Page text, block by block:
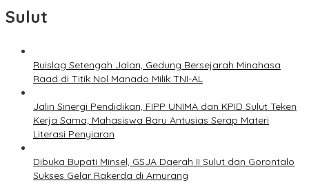
Sulut
Ruislag Setengah Jalan, Gedung Bersejarah Minahasa
Raad di Titik Nol Manado Milik TNI-AL
Jalin Sinergi Pendidikan, FIPP UNIMA dan KPID Sulut Teken
Kerja Sama; Mahasiswa Baru Antusias Serap Materi
Literasi Penyiaran
Dibuka Bupati Minsel, GSJA Daerah II Sulut dan Gorontalo
Sukses Gelar Rakerda di Amurang